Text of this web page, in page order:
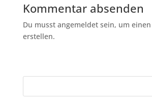
Kommentar absenden
Du musst angemeldet sein, um
erstellen.